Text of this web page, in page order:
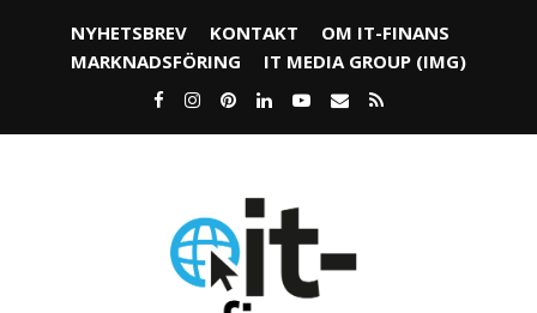
NYHETSBREV KONTAKT
OM IT-FINANS
MARKNADSFÖRING
IT MEDIA GROUP (IMG)